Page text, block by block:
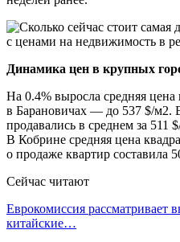
Динамика цен в крупных
На 0.4% выросла средняя
в Барановичах — до 537 $/м2.
продавались в среднем за 511
В Кобрине средняя цена
о продаже квартир составила
Сейчас читают
Еврокомиссия рассматривает
китайские…